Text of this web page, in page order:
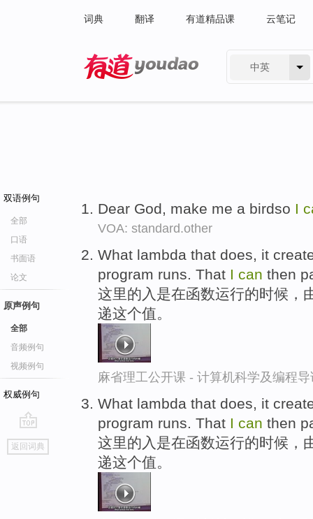
词典 翻译 有道精品课 云笔记
中英
双语例句
全部
口语
书面语
论文
原声例句
全部
音频例句
视频例句
权威例句
go
top
返回词典
Dear God, make me a birdso I
VOA: standard.other
What lambda that does, it
program runs. That I can then
这里的入是在函数运行的时候，
递这个值。
麻省理工公开课 - 计算机科学及编程
What lambda that does, it
program runs. That I can then
这里的入是在函数运行的时候，
递这个值。